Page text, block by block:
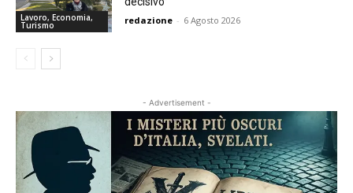
Lavoro, Economia,
Turismo redazione - 6 Agosto 2026
- Advertisement -